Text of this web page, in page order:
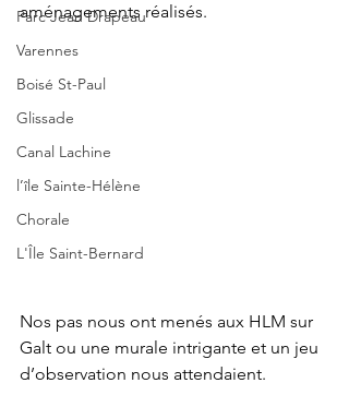
Parc Jean Drapeau
Varennes
Boisé St-Paul
Glissade
Canal Lachine
l’île Sainte-Hélène
Chorale
L'Île Saint-Bernard
aménagements réalisés.
Nos pas nous ont menés aux HLM sur
Galt ou une murale intrigante et un jeu
d’observation nous attendaient.